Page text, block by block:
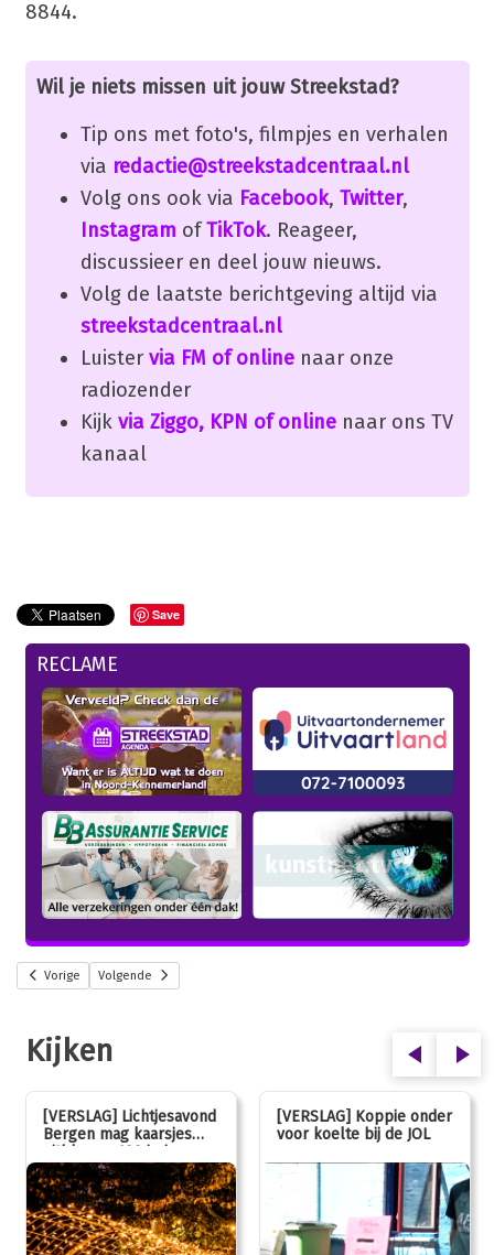
8844.
Wil je niets missen uit jouw Streekstad?
Tip ons met foto's, filmpjes en verhalen
via redactie@streekstadcentraal.nl
Volg ons ook via Facebook, Twitter,
Instagram ofTikTok. Reageer,
discussieer en deel jouw nieuws.
Volg de laatste berichtgeving altijd via
streekstadcentraal.nl
Luister via FM of onlinenaar onze
radiozender
Kijk via Ziggo, KPN of onlinenaar ons TV
kanaal
Save
RECLAME
Vorige Volgende
Kijken
[VERSLAG] Lichtjesavond
Bergen mag kaarsjes
uitblazen: 100 jarig
jubileum!
[VERSLAG] Koppie onder
voor koelte bij de JOL